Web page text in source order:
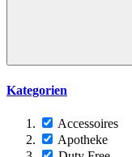
Kategorien
Accessoires
Apotheke